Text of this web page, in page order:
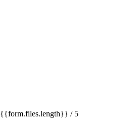
{{form.files.length}} / 5